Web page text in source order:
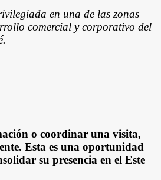
en una de las zonas
comercial y corporativo del
o coordinar una visita,
Esta es una oportunidad
su presencia en el Este